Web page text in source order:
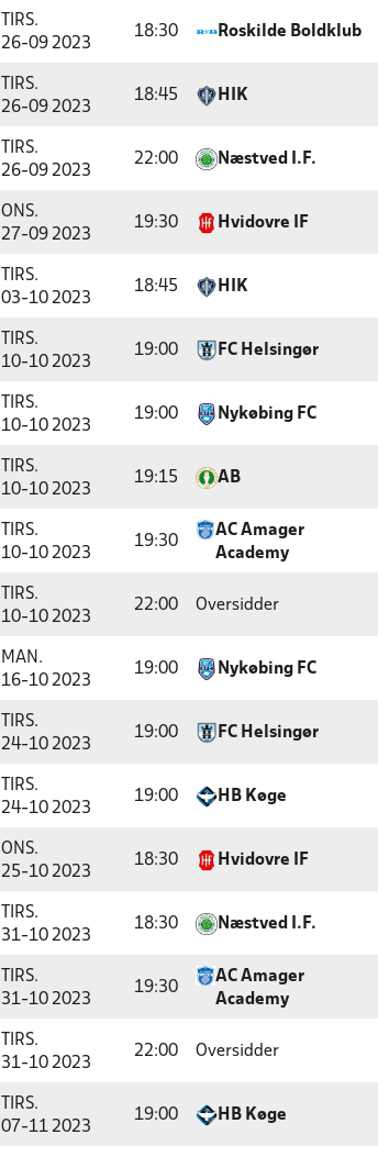
TIRS.
26-09 2023
18:30 Roskilde Boldklub
TIRS.
26-09 2023
18:45 HIK
TIRS.
26-09 2023
22:00 Næstved I.F.
ONS.
27-09 2023
19:30 Hvidovre IF
TIRS.
03-10 2023
18:45 HIK
TIRS.
10-10 2023
19:00 FC Helsingør
TIRS.
10-10 2023
19:00 Nykøbing FC
TIRS.
10-10 2023
19:15 AB
TIRS.
10-10 2023
19:30
AC Amager
Academy
TIRS.
10-10 2023
22:00 Oversidder
MAN.
16-10 2023
19:00 Nykøbing FC
TIRS.
24-10 2023
19:00 FC Helsingør
TIRS.
24-10 2023
19:00 HB Køge
ONS.
25-10 2023
18:30 Hvidovre IF
TIRS.
31-10 2023
18:30 Næstved I.F.
TIRS.
31-10 2023
19:30
AC Amager
Academy
TIRS.
31-10 2023
22:00 Oversidder
TIRS.
07-11 2023
19:00 HB Køge